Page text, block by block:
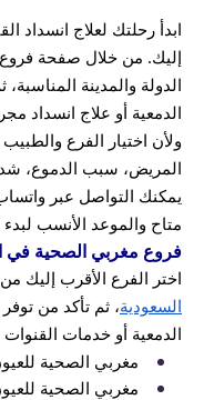
ابدأ رحلتك لعلاج انسداد
إليك. من خلال صفحة فروع
الدولة والمدينة
الدمعية أو علاج انسداد
ولأن اختيار الفرع
المريض، سبب الدموع،
يمكنك التواصل عبر
متاح والموعد الأنسب
فروع مغربي الصحية في
اختر الفرع الأقرب إليك
السعودية، ثم تأكد من
الدمعية أو خدمات
مغربي الصحية
مغربي الصحية